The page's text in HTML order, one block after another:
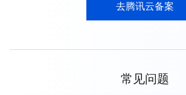
去腾讯云备案
常见问题